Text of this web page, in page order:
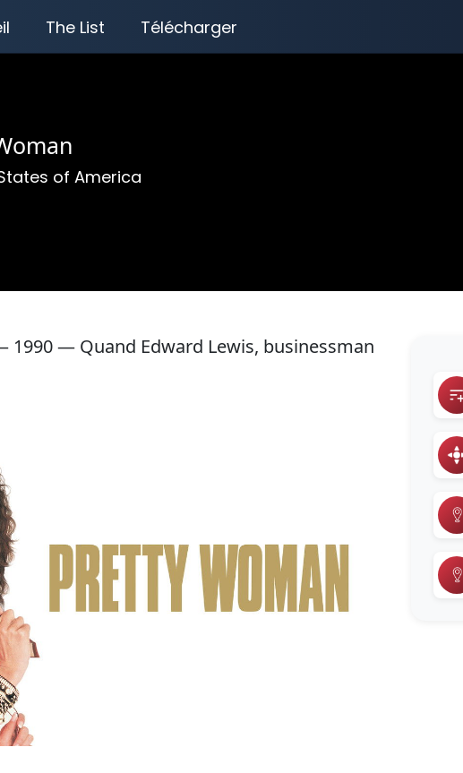
The List Télécharger
of America
— Quand Edward Lewis, businessman